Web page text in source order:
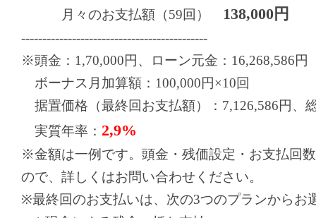
月々のお支払額（59回） 138,000円
--------------------------------------------
※頭金：1,70,000円、ローン元金：16,268,586円
ボーナス月加算額：100,000円×10回
据置価格（最終回お支払額）：7,126,586円、
実質年率： 2,9%
※金額は一例です。頭金・残価設定・お支払回
ので、詳しくはお問い合わせください。
※最終回のお支払いは、次の3つのプランからお